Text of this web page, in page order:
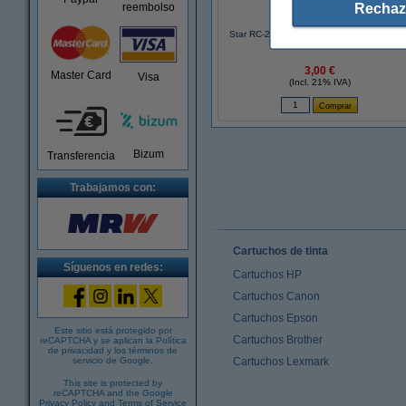
reembolso
Master Card Visa
Transferencia Bizum
Trabajamos con:
Síguenos en redes:
Este sitio está protegido por
reCAPTCHA y se aplican la Política
de privacidad y los términos de
servicio de Google
This site is protected by
reCAPTCHA and the Google
Privacy Policy and Terms of Service
Star RC-200B cinta entintada negra (marca
3,00 €
(Incl. 21% IVA)
Cartuchos de tinta
Cartuchos HP
Cartuchos Canon
Cartuchos Epson
Cartuchos Brother
Cartuchos Lexmark